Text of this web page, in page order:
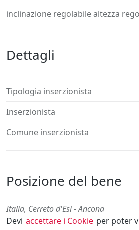
inclinazione regolabile altezza
Dettagli
Tipologia inserzionista
Inserzionista
Comune inserzionista
Posizione del bene
Italia, Cerreto d'Esi - Ancona
Devi accettare i Cookie per poter